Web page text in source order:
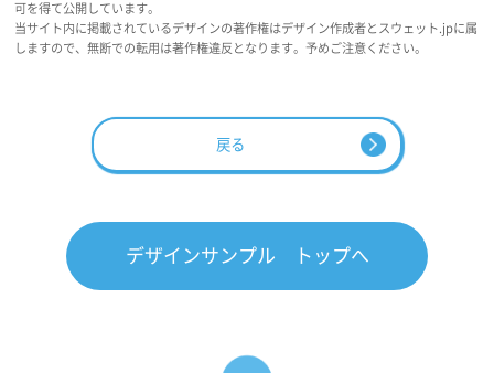
可を得て公開しています。
当サイト内に掲載されているデザインの著作権はデザイン作成者とスウェット.jpに属
しますので、無断での転用は著作権違反となります。予めご注意ください。
戻る
デザインサンプル トップへ